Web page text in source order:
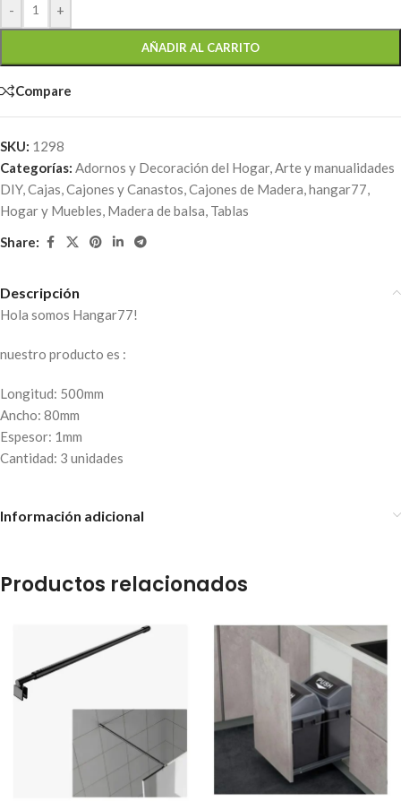
- +
AÑADIR AL CARRITO
Compare
SKU: 1298
Categorías: Adornos y Decoración del Hogar,Arte y manualidades
DIY,Cajas, Cajones y Canastos,Cajones de Madera,hangar77,
Hogar y Muebles, Madera de balsa, Tablas
Share:
Descripción
Hola somos Hangar77!
nuestro producto es :
Longitud: 500mm
Ancho: 80mm
Espesor: 1mm
Cantidad: 3 unidades
Información adicional
Productos relacionados